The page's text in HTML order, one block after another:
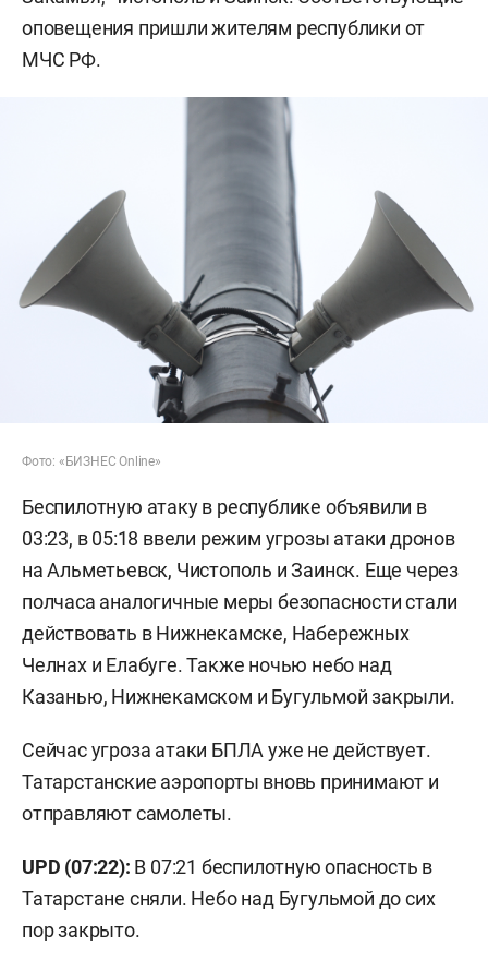
оповещения пришли жителям республики от
МЧС РФ.
Фото: «БИЗНЕС Online»
Беспилотную атаку в республике объявили в
03:23, в 05:18 ввели режим угрозы атаки дронов
на Альметьевск, Чистополь и Заинск. Еще через
полчаса аналогичные меры безопасности стали
действовать в Нижнекамске, Набережных
Челнах и Елабуге. Также ночью небо над
Казанью, Нижнекамском и Бугульмой закрыли.
Сейчас угроза атаки БПЛА уже не действует.
Татарстанские аэропорты вновь принимают и
отправляют самолеты.
UPD (07:22): В 07:21 беспилотную опасность в
Татарстане сняли. Небо над Бугульмой до сих
пор закрыто.